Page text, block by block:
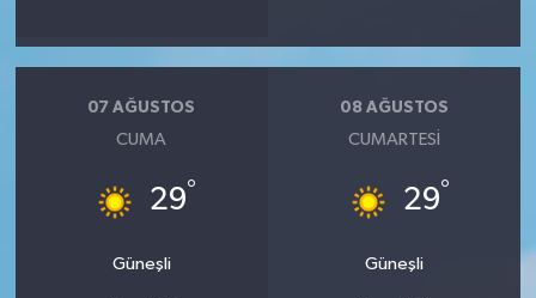
07 AĞUSTOS
CUMA
29°
Güneşli
08 AĞUSTOS
CUMARTESI
29°
Güneşli